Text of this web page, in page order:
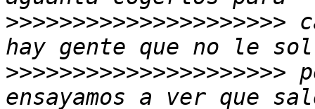
>>>>>>>>>>>>>>>>>>>>>
>>>>>>>>>>>>>>>>>>>>>